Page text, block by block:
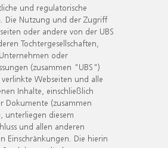
und regulatorische
Die Nutzung und der Zugriff
oder andere von der UBS
Tochtergesellschaften,
oder
(zusammen "UBS")
Webseiten und alle
Inhalte, einschließlich
Dokumente (zusammen
unterliegen diesem
und allen anderen
Einschränkungen. Die hierin